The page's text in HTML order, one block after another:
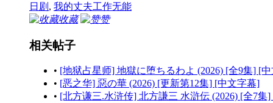
日剧 , 我的丈夫工作无能
收藏
赞
相关帖子
• [地狱占星师] 地獄に堕ちるわよ (2026) [全9集] [
• [恶之华] 惡の華 (2026) [更新第12集] [中文字幕]
• [北方谦三.水浒传] 北方謙三 水滸伝 (2026) [全7集